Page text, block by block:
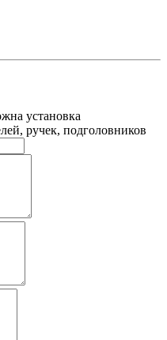
установка
ручек, подголовников